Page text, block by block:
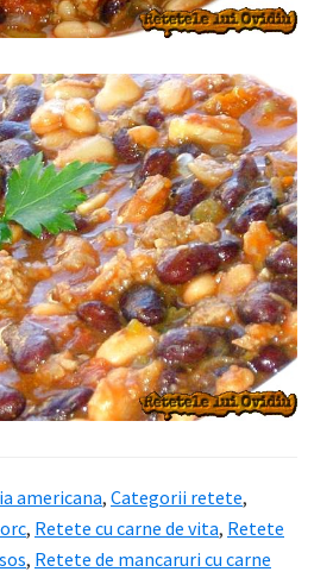
americana, Categorii retete,
, Retete cu carne de vita, Retete
, Retete de mancaruri cu carne